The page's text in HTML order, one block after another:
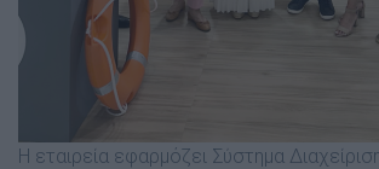
Η εταιρεία εφαρμόζει Σύστημα